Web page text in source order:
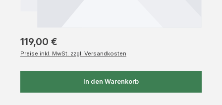
119,00 €
Preise inkl. MwSt. zzgl. Versandkosten
In den Warenkorb